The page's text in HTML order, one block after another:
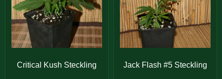
Critical Kush Steckling Jack Flash #5 Steckling